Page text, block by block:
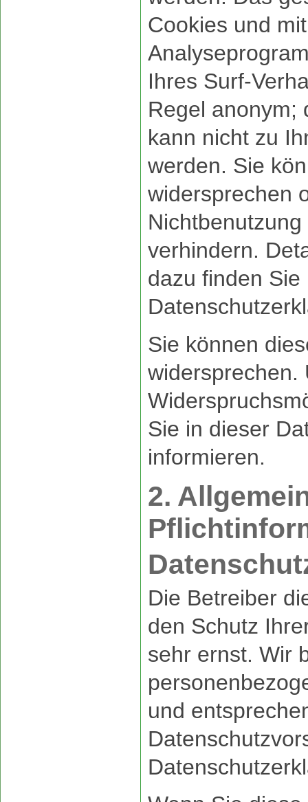
Cookies und
Ihres Surf-
Regel anonym;
kann nicht zu
werden. Sie
widersprechen
verhindern.
dazu finden
Sie können
widersprechen.
Sie in dieser
informieren.
2.
Die Betreiber
den Schutz
sehr ernst. Wir
und